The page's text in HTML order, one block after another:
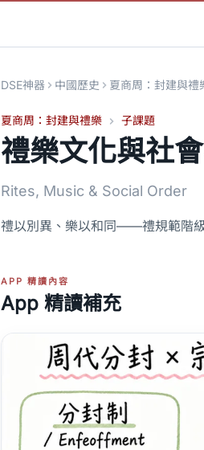
DSE神器 中國歷史 夏商周：封建與禮
夏商周：封建與禮樂 子課題
禮樂文化與社
Rites, Music & Social Order
禮以別異、樂以和同——禮規範階
APP 精讀內容
App 精讀補充